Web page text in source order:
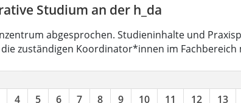
Studium an der h_da
abgesprochen. Studieninhalte und
zuständigen Koordinator*innen im
4 5 6 7 8 9 10 11 12 13